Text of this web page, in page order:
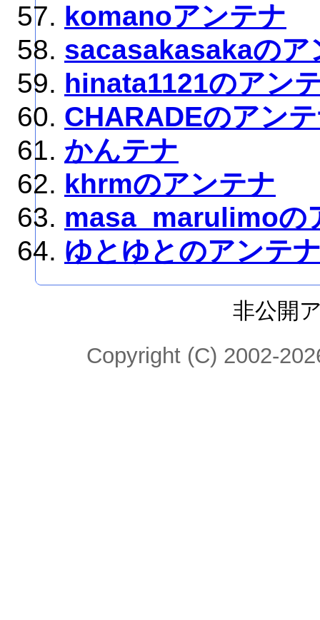
komanoアンテナ
sacasakasakaのア
hinata1121のアン
CHARADEのアン
かんテナ
khrmのアンテナ
masa_marulimoの
ゆとゆとのアンテ
非公開
Copyright (C) 2002-